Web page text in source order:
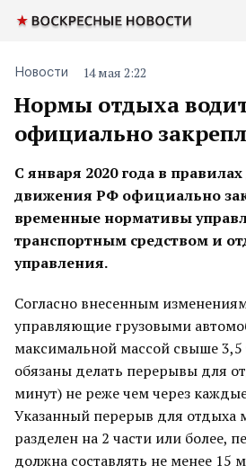
Нормы отдыха
официально
Новости 14 мая 2:22
С января 2020 года в
движения РФ официально
временные нормативы
транспортным средством и
управления.
Согласно внесенным
управляющие грузовыми
максимальной массой свыше 3,5
обязаны делать перерывы для
минут) не реже чем через
Указанный перерыв для отдыха
разделен на 2 части или более,
должна составлять не менее 15